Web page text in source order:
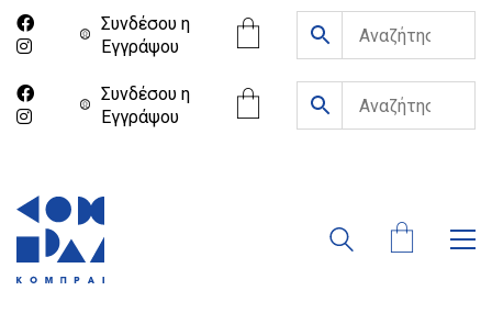
Συνδέσου η
Eγγράψου
Συνδέσου η
Eγγράψου